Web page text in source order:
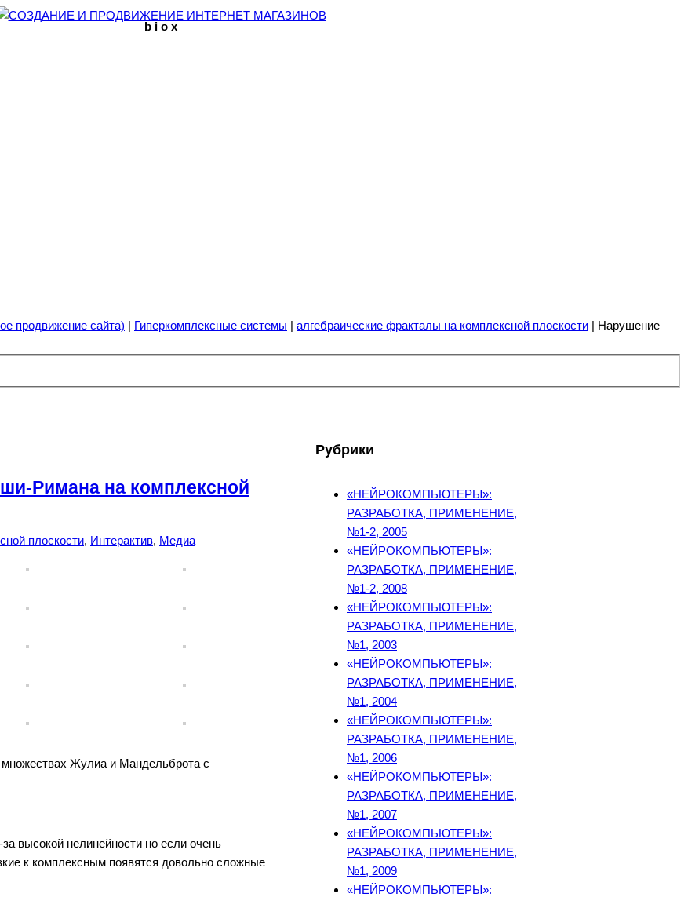
b i o x
продвижение сайта) | Гиперкомплексные системы | алгебраические фракталы на комплексной плоскости | Нарушение
Римана на комплексной
плоскости, Интерактив, Медиа
Жулиа и Мандельброта с
высокой нелинейности но если очень
к комплексным появятся довольно сложные
Рубрики
«НЕЙРОКОМПЬЮТЕРЫ»:
РАЗРАБОТКА, ПРИМЕНЕНИЕ,
№1-2, 2005
«НЕЙРОКОМПЬЮТЕРЫ»:
РАЗРАБОТКА, ПРИМЕНЕНИЕ,
№1-2, 2008
«НЕЙРОКОМПЬЮТЕРЫ»:
РАЗРАБОТКА, ПРИМЕНЕНИЕ,
№1, 2003
«НЕЙРОКОМПЬЮТЕРЫ»:
РАЗРАБОТКА, ПРИМЕНЕНИЕ,
№1, 2004
«НЕЙРОКОМПЬЮТЕРЫ»:
РАЗРАБОТКА, ПРИМЕНЕНИЕ,
№1, 2006
«НЕЙРОКОМПЬЮТЕРЫ»:
РАЗРАБОТКА, ПРИМЕНЕНИЕ,
№1, 2007
«НЕЙРОКОМПЬЮТЕРЫ»:
РАЗРАБОТКА, ПРИМЕНЕНИЕ,
№1, 2009
«НЕЙРОКОМПЬЮТЕРЫ»: